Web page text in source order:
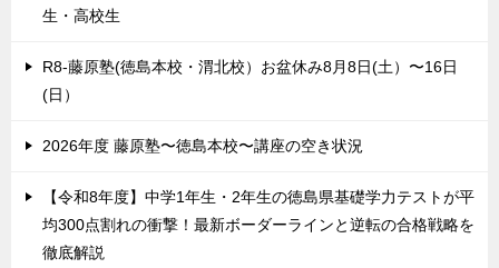
生・高校生
R8-藤原塾(徳島本校・渭北校）お盆休み8月8日(土）〜16日
(日）
2026年度 藤原塾〜徳島本校〜講座の空き状況
【令和8年度】中学1年生・2年生の徳島県基礎学力テストが平
均300点割れの衝撃！最新ボーダーラインと逆転の合格戦略を
徹底解説